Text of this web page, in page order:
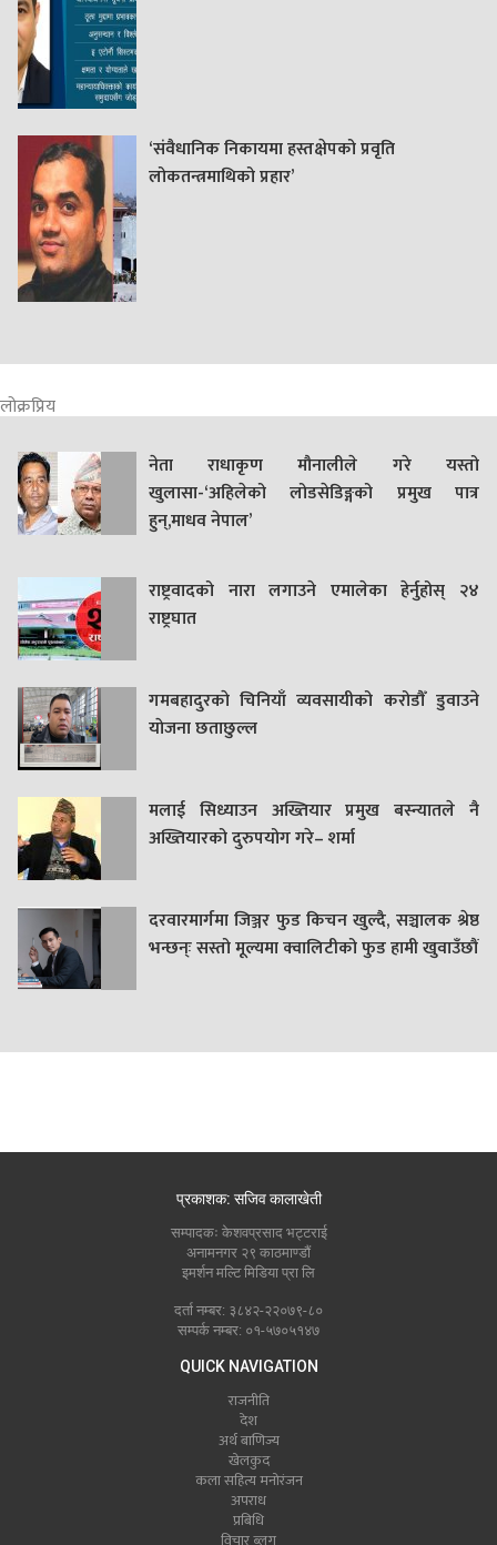
‘संवैधानिक निकायमा हस्तक्षेपको प्रवृति
लोकतन्त्रमाथिको प्रहार’
लोक्रप्रिय
नेता राधाकृण मौनालीले गरे यस्तो
खुलासा-‘अहिलेको लोडसेडिङ्गको प्रमुख पात्र
हुन्,माधव नेपाल’
राष्ट्रवादको नारा लगाउने एमालेका हेर्नुहोस् २४
राष्ट्रघात
गमबहादुरकाे चिनियाँ व्यवसायीको करोडौँ डुवाउने
याेजना छताछुल्ल
मलाई सिध्याउन अख्तियार प्रमुख बस्न्यातले नै
अख्तियारको दुरुपयोग गरे– शर्मा
दरवारमार्गमा जिञ्जर फुड किचन खुल्दै, सञ्चालक श्रेष्ठ
भन्छन्ः सस्तो मूल्यमा क्वालिटीको फुड हामी खुवाउँछौं
प्रकाशक: सजिव कालाखेती
सम्पादकः केशवप्रसाद भट्टराई
अनामनगर २९ काठमाण्डौं
इमर्शन मल्टि मिडिया प्रा लि
दर्ता नम्बर: ३८४२-२२०७९-८०
सम्पर्क नम्बर: ०१-५७०५१४७
QUICK NAVIGATION
राजनीति
देश
अर्थ बाणिज्य
खेलकुद
कला सहित्य मनोरंजन
अपराध
प्रबिधि